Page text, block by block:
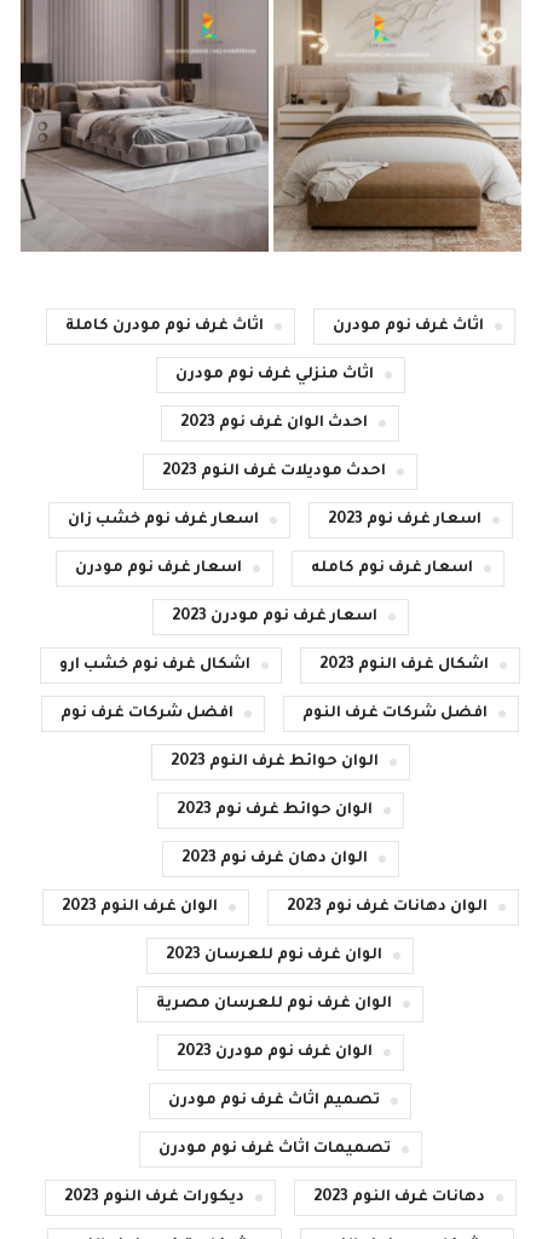
اثاث غرف نوم مودرن اثاث غرف نوم مودرن كاملة
اثاث منزلي غرف نوم مودرن
احدث الوان غرف نوم 2023
احدث موديلات غرف النوم 2023
اسعار غرف نوم 2023 اسعار غرف نوم خشب زان
اسعار غرف نوم كامله اسعار غرف نوم مودرن
اسعار غرف نوم مودرن 2023
اشكال غرف النوم 2023 اشكال غرف نوم خشب ارو
افضل شركات غرف النوم افضل شركات غرف نوم
الوان حوائط غرف النوم 2023
الوان حوائط غرف نوم 2023
الوان دهان غرف نوم 2023
الوان دهانات غرف نوم 2023 الوان غرف النوم 2023
الوان غرف نوم للعرسان 2023
الوان غرف نوم للعرسان مصرية
الوان غرف نوم مودرن 2023
تصميم اثاث غرف نوم مودرن
تصميمات اثاث غرف نوم مودرن
دهانات غرف النوم 2023 ديكورات غرف النوم 2023